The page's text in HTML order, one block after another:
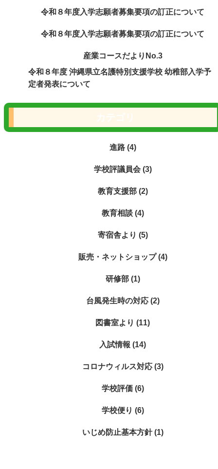
令和８年度入学志願者募集要項の訂正について
令和８年度入学志願者募集要項の訂正について
産業コースだよりNo.3
令和８年度 沖縄県立名護特別支援学校 幼稚部入学予
定者発表について
進路 (4)
学校評議員会 (3)
教育支援部 (2)
教育相談 (4)
寄宿舎より (5)
販売・ネットショップ (4)
研修部 (1)
台風発生時の対応 (2)
図書室より (11)
入試情報 (14)
コロナウィルス対応 (3)
学校評価 (6)
学校便り (6)
いじめ防止基本方針 (1)